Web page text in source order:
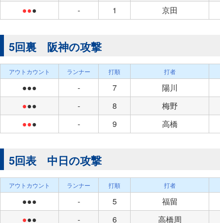
●●● - 1 京田
5回裏 阪神の攻撃
アウトカウント ランナー 打順 打者
●●● - 7
陽川
●●● - 8
梅野
●●● - 9 高橋
5回表 中日の攻撃
アウトカウント ランナー 打順 打者
●●● - 5
福留
●●● - 6 高橋周